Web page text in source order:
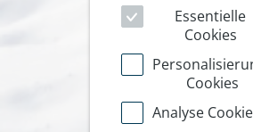
Essentielle
Cookies
Cookies
Analyse